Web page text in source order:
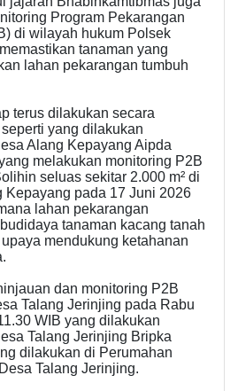
Program Pekarangan
di wilayah hukum Polsek
tanaman yang
lahan pekarangan tumbuh
terus dilakukan secara
yang dilakukan
Alang Kepayang Aipda
melakukan monitoring P2B
seluas sekitar 2.000 m² di
Kepayang pada 17 Juni 2026
lahan pekarangan
tanaman kacang tanah
mendukung ketahanan
dan monitoring P2B
Talang Jerinjing pada Rabu
WIB yang dilakukan
Talang Jerinjing Bripka
dilakukan di Perumahan
Talang Jerinjing.